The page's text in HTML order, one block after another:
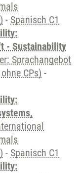
- Spanisch C1
- Sustainability
Sprachangebot
CPs) -
- Spanisch C1